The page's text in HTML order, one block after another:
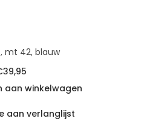
mt 42, blauw
39,95
aan winkelwagen
aan verlanglijst